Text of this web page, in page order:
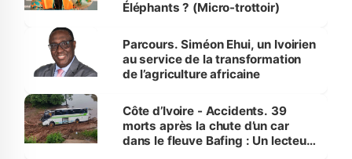
Éléphants ? (Micro-trottoir)
Parcours. Siméon Ehui, un Ivoirien
au service de la transformation
de l’agriculture africaine
Côte d’Ivoire - Accidents. 39
morts après la chute d’un car
dans le fleuve Bafing : Un lecteur